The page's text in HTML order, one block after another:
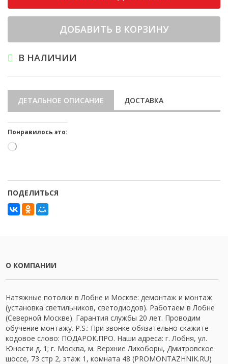
ДОБАВИТЬ В КОРЗИНУ
В НАЛИЧИИ
ДЕТАЛЬНОЕ ОПИСАНИЕ ДОСТАВКА
Понравилось это:
Загрузка…
ПОДЕЛИТЬСЯ
О КОМПАНИИ
Натяжные потолки в Лобне и Москве: демонтаж и монтаж
(установка светильников, светодиодов). Работаем в Лобне
(Северной Москве). Гарантия службы 20 лет. Проводим
обучение монтажу. P.S.: При звонке обязательно скажите
кодовое слово: ПОДАРОК.ПРО. Наши адреса: г. Лобня, ул.
Юности д. 1; г. Москва, м. Верхние Лихоборы, Дмитровское
шоссе, 73 стр 2, этаж 1, комната 48 (PROMONTAZHNIK.RU)